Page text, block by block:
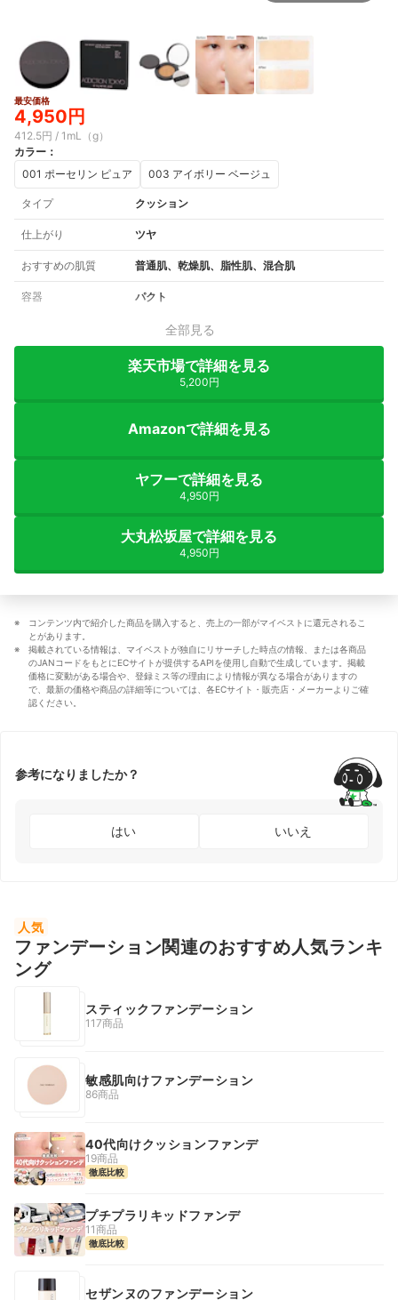
最安価格
4,950円
412.5円 / 1mL（g）
カラー ：
001 ポーセリン ピュア
003 アイボリー ベージュ
タイプ クッション
仕上がり ツヤ
おすすめの肌質 普通肌、乾燥肌、脂性肌、混合肌
容器 パクト
全部見る
楽天市場で詳細を見る
5,200円
Amazonで詳細を見る
ヤフーで詳細を見る
4,950円
大丸松坂屋で詳細を見る
4,950円
コンテンツ内で紹介した商品を購入すると、売上の一部がマイベストに還元されるこ
とがあります。
掲載されている情報は、マイベストが独自にリサーチした時点の情報、または各商品
のJANコードをもとにECサイトが提供するAPIを使用し自動で生成しています。掲載
価格に変動がある場合や、登録ミス等の理由により情報が異なる場合がありますの
で、最新の価格や商品の詳細等については、各ECサイト・販売店・メーカーよりご確
認ください。
参考になりましたか？
はい いいえ
人気
ファンデーション関連のおすすめ人気ランキ
ング
スティックファンデーション
117商品
敏感肌向けファンデーション
86商品
40代向けクッションファンデ
19商品
徹底比較
プチプラリキッドファンデ
11商品
徹底比較
セザンヌのファンデーション